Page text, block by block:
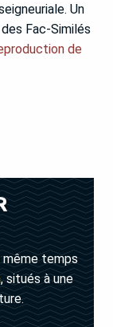
Un
Fac-Similés
de
temps
, situés à une